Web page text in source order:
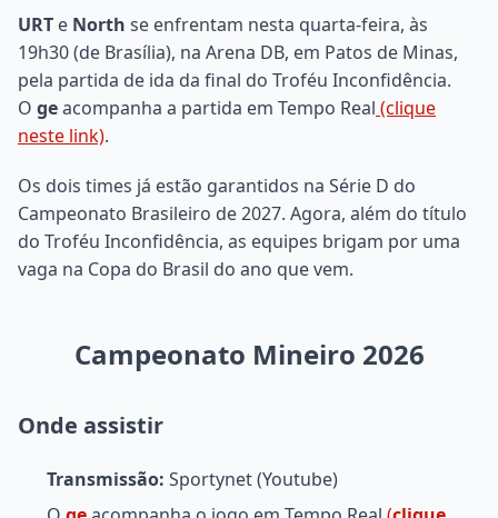
URT e North se enfrentam nesta quarta-feira, às
19h30 (de Brasília), na Arena DB, em Patos de Minas,
pela partida de ida da final do Troféu Inconfidência.
O geacompanha a partida em Tempo Real (clique
neste link).
Os dois times já estão garantidos na Série D do
Campeonato Brasileiro de 2027. Agora, além do título
do Troféu Inconfidência, as equipes brigam por uma
vaga na Copa do Brasil do ano que vem.
Campeonato Mineiro 2026
Onde assistir
Transmissão: Sportynet (Youtube)